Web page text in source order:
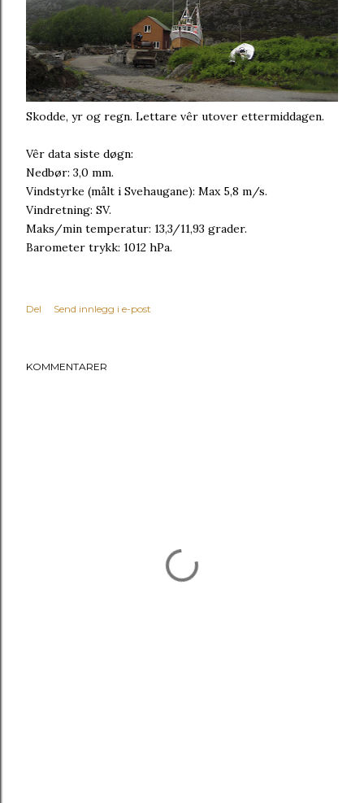
Skodde, yr og regn. Lettare vêr utover ettermiddagen.
Vêr data siste døgn:
Nedbør: 3,0 mm.
Vindstyrke (målt i Svehaugane): Max 5,8 m/s.
Vindretning: SV.
Maks/min temperatur: 13,3/11,93 grader.
Barometer trykk: 1012 hPa.
Del Send innlegg i e-post
KOMMENTARER